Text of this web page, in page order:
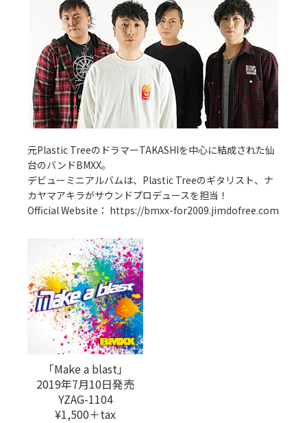
元Plastic TreeのドラマーTAKASHIを中心に結成された仙
台のバンドBMXX。
デビューミニアルバムは、Plastic Treeのギタリスト、ナ
カヤマアキラがサウンドプロデュースを担当！
Official Website： https://bmxx-for2009.jimdofree.com
「Make a blast」
2019年7月10日発売
YZAG-1104
¥1,500＋tax